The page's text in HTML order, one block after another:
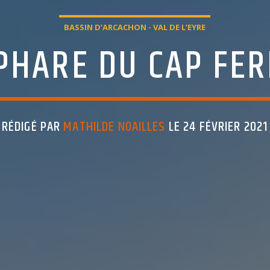
BASSIN D’ARCACHON - VAL DE L’EYRE
DU CAP
RÉDIGÉ PAR MATHILDE NOAILLES LE 24 FÉVRIER 2021